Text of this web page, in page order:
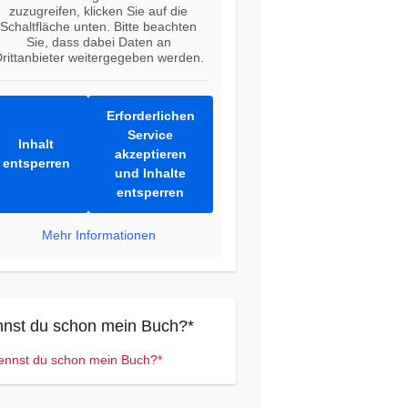
zuzugreifen, klicken Sie auf die
Schaltfläche unten. Bitte beachten
Sie, dass dabei Daten an
weitergegeben werden.
Inhalt
entsperren
Erforderlichen
Service
akzeptieren
und Inhalte
entsperren
Mehr Informationen
du schon mein Buch?*